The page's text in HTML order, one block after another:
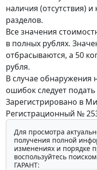
наличия (отсутствия)
разделов.
Все значения
в полных рублях.
отбрасываются, а 50
рубля.
В случае обнаружения
ошибок следует
Зарегистрировано в
Регистрационный №
Для просмотра
получения полной
изменениях и порядке
воспользуйтесь
ГАРАНТ: